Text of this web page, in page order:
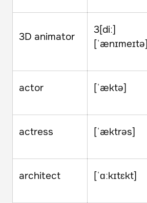
3D animator
3[diː]
[ˈænɪmeɪtə]
actor [ˈæktə]
actress [ˈæktrəs]
architect [ˈɑːkɪtɛkt]